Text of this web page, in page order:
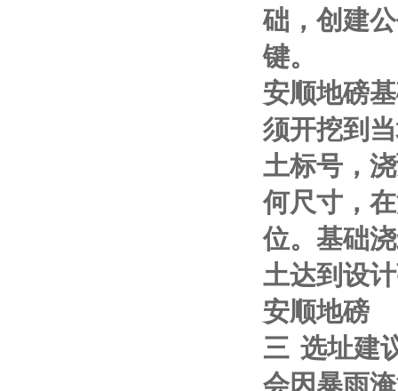
础，创建
键。
安顺地磅
须开挖到
土标号，
何尺寸，
位。基础
土达到设
安顺地磅
三 选址建
会因暴雨